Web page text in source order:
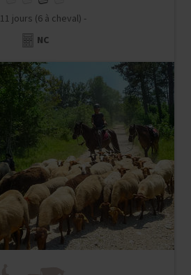
11 jours (6 à cheval) -
NC